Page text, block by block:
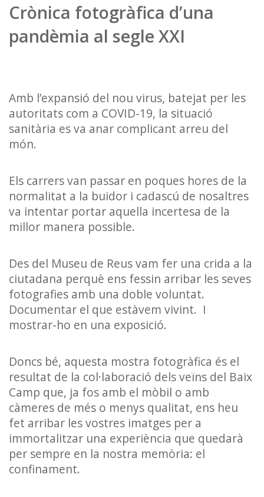
Crònica fotogràfica d’una
pandèmia al segle XXI
Amb l’expansió del nou virus, batejat per les
autoritats com a COVID-19, la situació
sanitària es va anar complicant arreu del
món.
Els carrers van passar en poques hores de la
normalitat a la buidor i cadascú de nosaltres
va intentar portar aquella incertesa de la
millor manera possible.
Des del Museu de Reus vam fer una crida a la
ciutadana perquè ens fessin arribar les seves
fotografies amb una doble voluntat.
Documentar el que estàvem vivint. I
mostrar-ho en una exposició.
Doncs bé, aquesta mostra fotogràfica és el
resultat de la col·laboració dels veïns del Baix
Camp que, ja fos amb el mòbil o amb
càmeres de més o menys qualitat, ens heu
fet arribar les vostres imatges per a
immortalitzar una experiència que quedarà
per sempre en la nostra memòria: el
confinament.